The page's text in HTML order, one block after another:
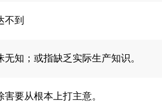
不到
知；或指缺乏实际生产知识。
要从根本上打主意。